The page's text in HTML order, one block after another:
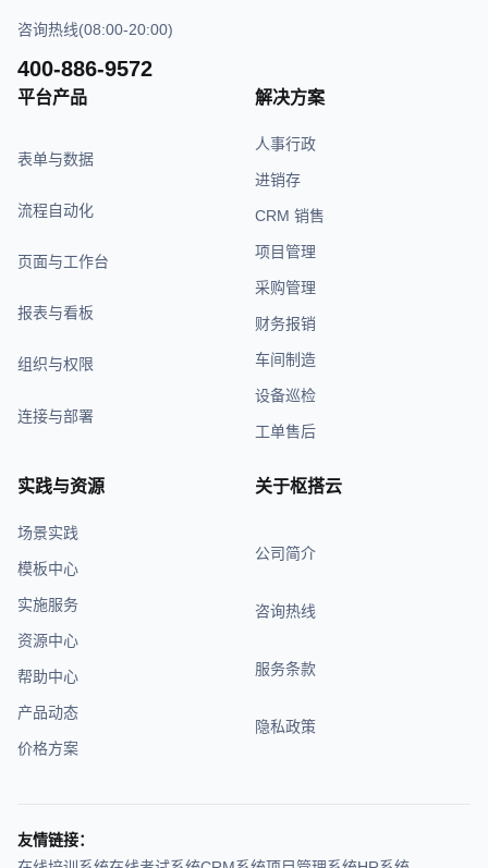
咨询热线(08:00-20:00)
400-886-9572
平台产品
表单与数据
流程自动化
页面与工作台
报表与看板
组织与权限
连接与部署
解决方案
人事行政
进销存
CRM 销售
项目管理
采购管理
财务报销
车间制造
设备巡检
工单售后
实践与资源
场景实践
模板中心
实施服务
资源中心
帮助中心
产品动态
价格方案
关于枢搭云
公司简介
咨询热线
服务条款
隐私政策
友情链接：